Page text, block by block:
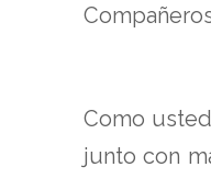
Como
junto con